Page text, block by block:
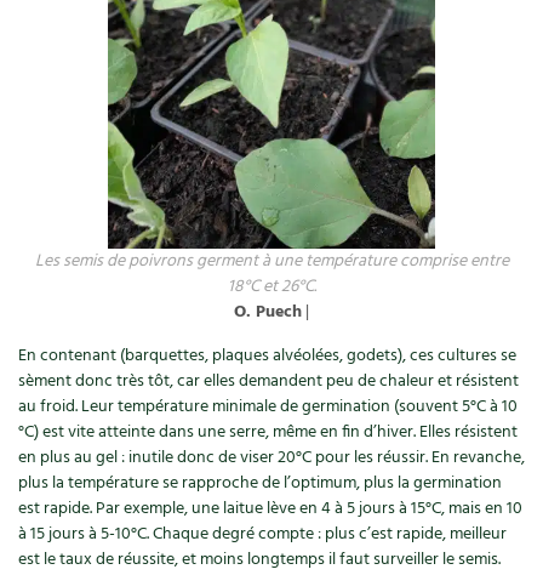
Archives
Carnets de saison
Compléments
Dossier4 saisons
Actualités
Conseils vidéo des4 saisons
Secrets d’abonné
Tous au jardin ! avec Pascal
La vie secrète du jardin
Les semis de poivrons germent à une température comprise entre
18°C et 26°C.
O. Puech|
En contenant (barquettes, plaques alvéolées, godets), ces cultures se
sèment donc très tôt, car elles demandent peu de chaleur et résistent
au froid. Leur température minimale de germination (souvent 5°C à 10
°C) est vite atteinte dans une serre, même en fin d’hiver. Elles résistent
en plus au gel : inutile donc de viser 20°C pour les réussir. En revanche,
plus la température se rapproche de l’optimum, plus la germination
est rapide. Par exemple, une laitue lève en 4 à 5 jours à 15°C, mais en 10
à 15 jours à 5-10°C. Chaque degré compte : plus c’est rapide, meilleur
est le taux de réussite, et moins longtemps il faut surveiller le semis.